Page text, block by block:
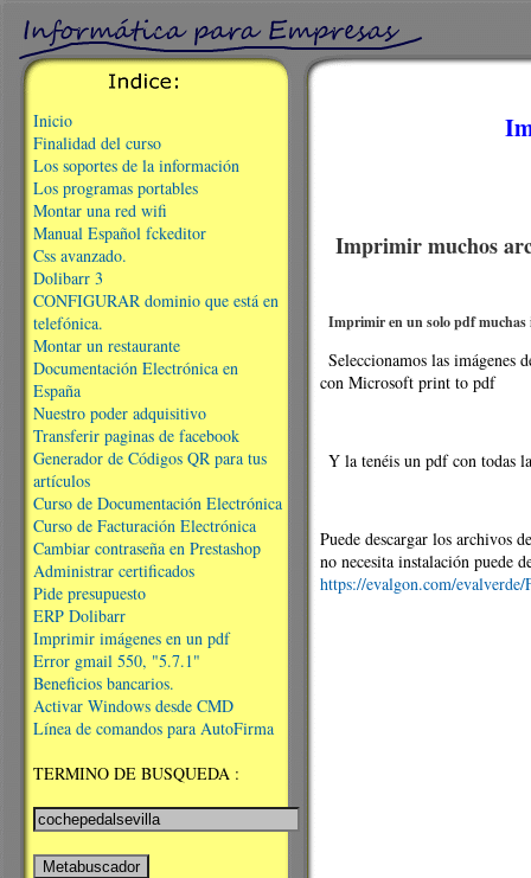
Inicio
Finalidad del curso
Los soportes de la información
Los programas portables
Montar una red wifi
Manual Español fckeditor
Css avanzado.
Dolibarr 3
CONFIGURAR dominio que está en
telefónica.
Montar un restaurante
Documentación Electrónica en
España
Nuestro poder adquisitivo
Transferir paginas de facebook
Generador de Códigos QR para tus
artículos
Curso de Documentación Electrónica
Curso de Facturación Electrónica
Cambiar contraseña en Prestashop
Administrar certificados
Pide presupuesto
ERP Dolibarr
Imprimir imágenes en un pdf
Error gmail 550, "5.7.1"
Beneficios bancarios.
Activar Windows desde CMD
Línea de comandos para AutoFirma
TERMINO DE BUSQUEDA :
Imprimir muchos
Imprimir en un solo pdf muchas
Seleccionamos las
con Microsoft print to pdf
Y la tenéis un pdf con todas
Puede descargar los archivos
no necesita instalación puede
https://evalgon.com/evalverde/